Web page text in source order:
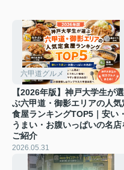
六甲道グルメ
【2026年版】神戸大学生が選
ぶ六甲道・御影エリアの人気
食屋ランキングTOP5｜安い・
うまい・お腹いっぱいの名店
ご紹介
2026.05.31